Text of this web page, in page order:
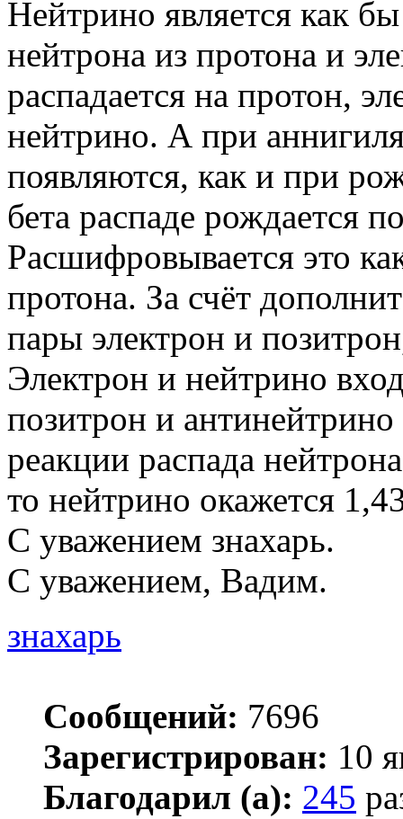
Нейтрино является как
нейтрона из протона и
распадается на протон,
нейтрино. А при
появляются, как и при
бета распаде рождается
Расшифровывается это
протона. За счёт
пары электрон и
Электрон и нейтрино
позитрон и
реакции распада
то нейтрино окажется
С уважением знахарь.
С уважением, Вадим.
знахарь
Сообщений: 7696
Зарегистрирован: 10
Благодарил (а): 245